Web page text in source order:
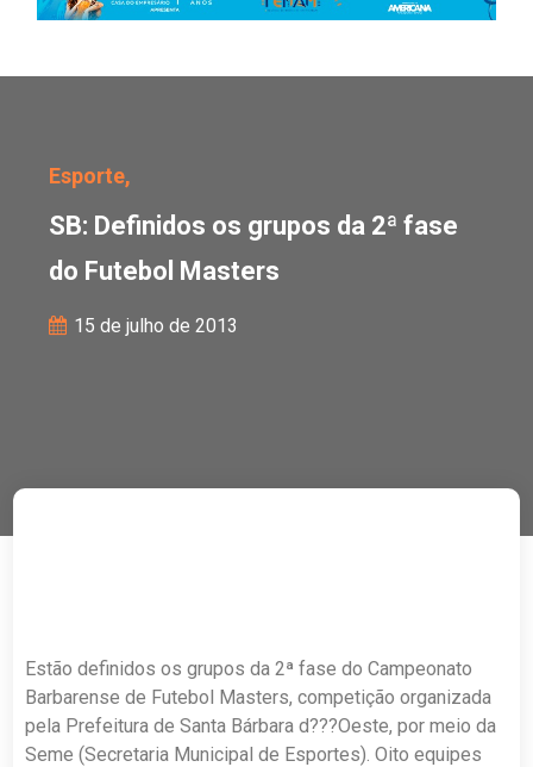
Esporte,
SB: Definidos os grupos da 2ª fase
do Futebol Masters
15 de julho de 2013
Estão definidos os grupos da 2ª fase do Campeonato
Barbarense de Futebol Masters, competição organizada
pela Prefeitura de Santa Bárbara d???Oeste, por meio da
Seme (Secretaria Municipal de Esportes). Oito equipes